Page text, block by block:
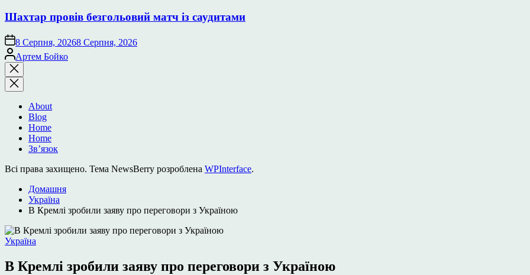
Шахтар провів безгольовий матч із саудитами
8 Серпня, 20268 Серпня, 2026
Опубліковано
Артем Бойко
Закрити
пошук
About
Blog
Home
Home
Зв’язок
Всі права захищено. Тема NewsBerry розроблена WPInterface.
Домашня
Україна
В Кремлі зробили заяву про переговори з Україною
Опублікувати
Україна
В Кремлі зробили заяву про переговори з Україною